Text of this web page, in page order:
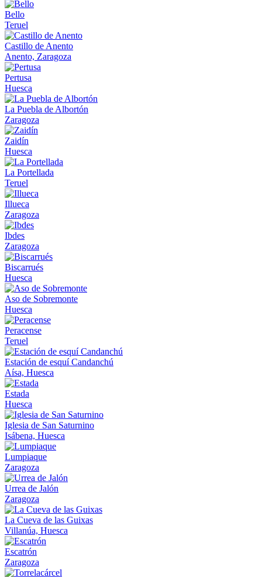
Bello
Teruel
Castillo de Anento
Anento, Zaragoza
Pertusa
Huesca
La Puebla de Albortón
Zaragoza
Zaidín
Huesca
La Portellada
Teruel
Illueca
Zaragoza
Ibdes
Zaragoza
Biscarrués
Huesca
Aso de Sobremonte
Huesca
Peracense
Teruel
Estación de esquí Candanchú
Aísa, Huesca
Estada
Huesca
Iglesia de San Saturnino
Isábena, Huesca
Lumpiaque
Zaragoza
Urrea de Jalón
Zaragoza
La Cueva de las Guixas
Villanúa, Huesca
Escatrón
Zaragoza